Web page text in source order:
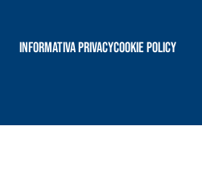
Informativa PrivacyCookie Policy